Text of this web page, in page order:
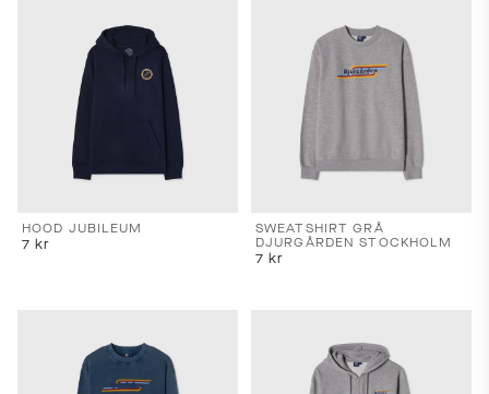
HOOD JUBILEUM
7 kr
SWEATSHIRT GRÅ
DJURGÅRDEN STOCKHOLM
7 kr